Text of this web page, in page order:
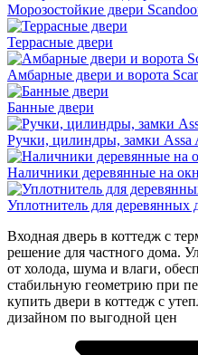
Морозостойкие двери
Террасные двери
Амбарные двери и ворота
Банные двери
Ручки, цилиндры, замки Assa
Наличники деревянные на
Уплотнитель для деревянных
Входная дверь в коттедж с
решение для частного дома.
от холода, шума и влаги,
стабильную геометрию при
купить двери в коттедж с
дизайном по выгодной цен